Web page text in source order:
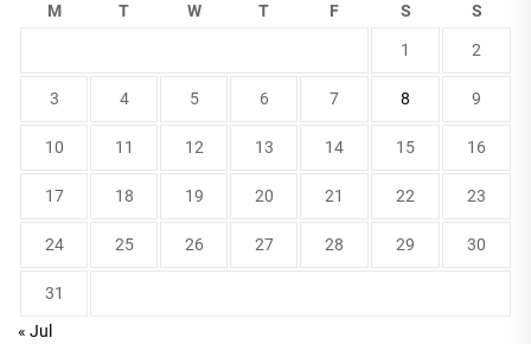
M T W T F S S
1 2
3 4 5 6 7 8 9
10 11 12 13 14 15 16
17 18 19 20 21 22 23
24 25 26 27 28 29 30
31
« Jul